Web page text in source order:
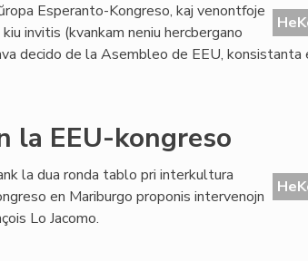
Esperanto-Kongreso, kaj venontfoje
invitis (kvankam neniu hercbergano
decido de la Asembleo de EEU,
la EEU-kongreso
la dua ronda tablo pri interkultura
en Mariburgo proponis intervenojn
Lo Jacomo.